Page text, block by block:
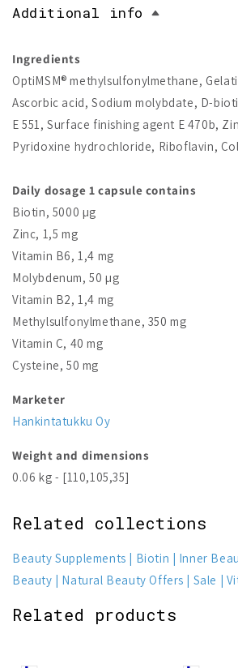
Additional info
Ingredients
OptiMSM® methylsulfonylmethane,
Ascorbic acid, Sodium molybdate, D-
E 551, Surface finishing agent E 470b,
Pyridoxine hydrochloride, Riboflavin,
Daily dosage 1 capsule contains
Biotin, 5000 µg
Zinc, 1,5 mg
Vitamin B6, 1,4 mg
Molybdenum, 50 µg
Vitamin B2, 1,4 mg
Methylsulfonylmethane, 350 mg
Vitamin C, 40 mg
Cysteine, 50 mg
Marketer
Hankintatukku Oy
Weight and dimensions
0.06 kg - [110,105,35]
Related collections
Beauty Supplements Biotin Inner
Beauty
Natural Beauty Offers Sale
Related products